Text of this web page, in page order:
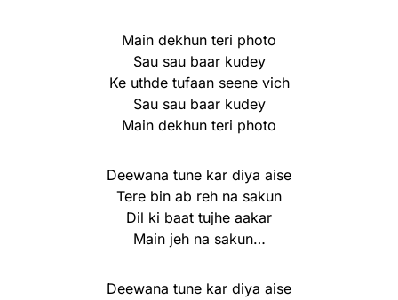
Main dekhun teri photo
Sau sau baar kudey
Ke uthde tufaan seene vich
Sau sau baar kudey
Main dekhun teri photo
Deewana tune kar diya aise
Tere bin ab reh na sakun
Dil ki baat tujhe aakar
Main jeh na sakun…
Deewana tune kar diya aise